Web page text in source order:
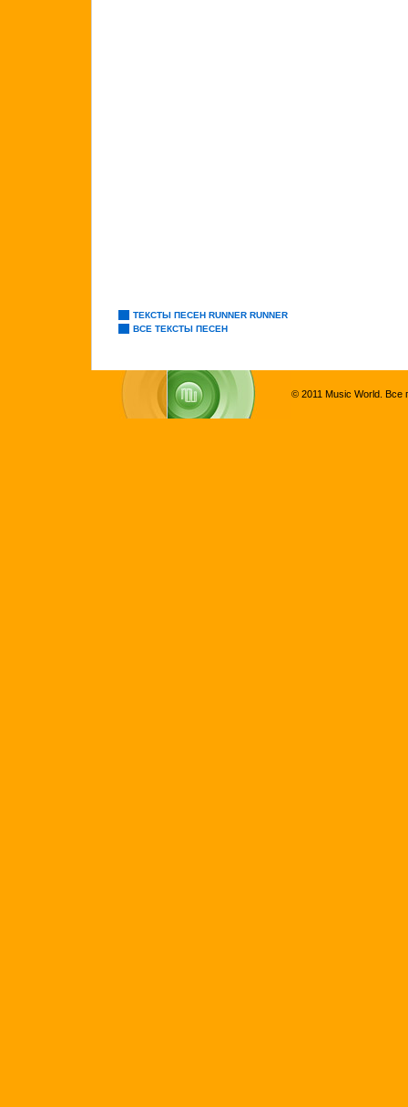
ТЕКСТЫ ПЕСЕН RUNNER RUNNER
ВСЕ ТЕКСТЫ ПЕСЕН
© 2011 Music World. Все